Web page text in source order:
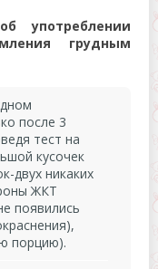
употреблении
грудным
после 3
тест на
кусочек
двух никаких
ЖКТ
появились
порцию).